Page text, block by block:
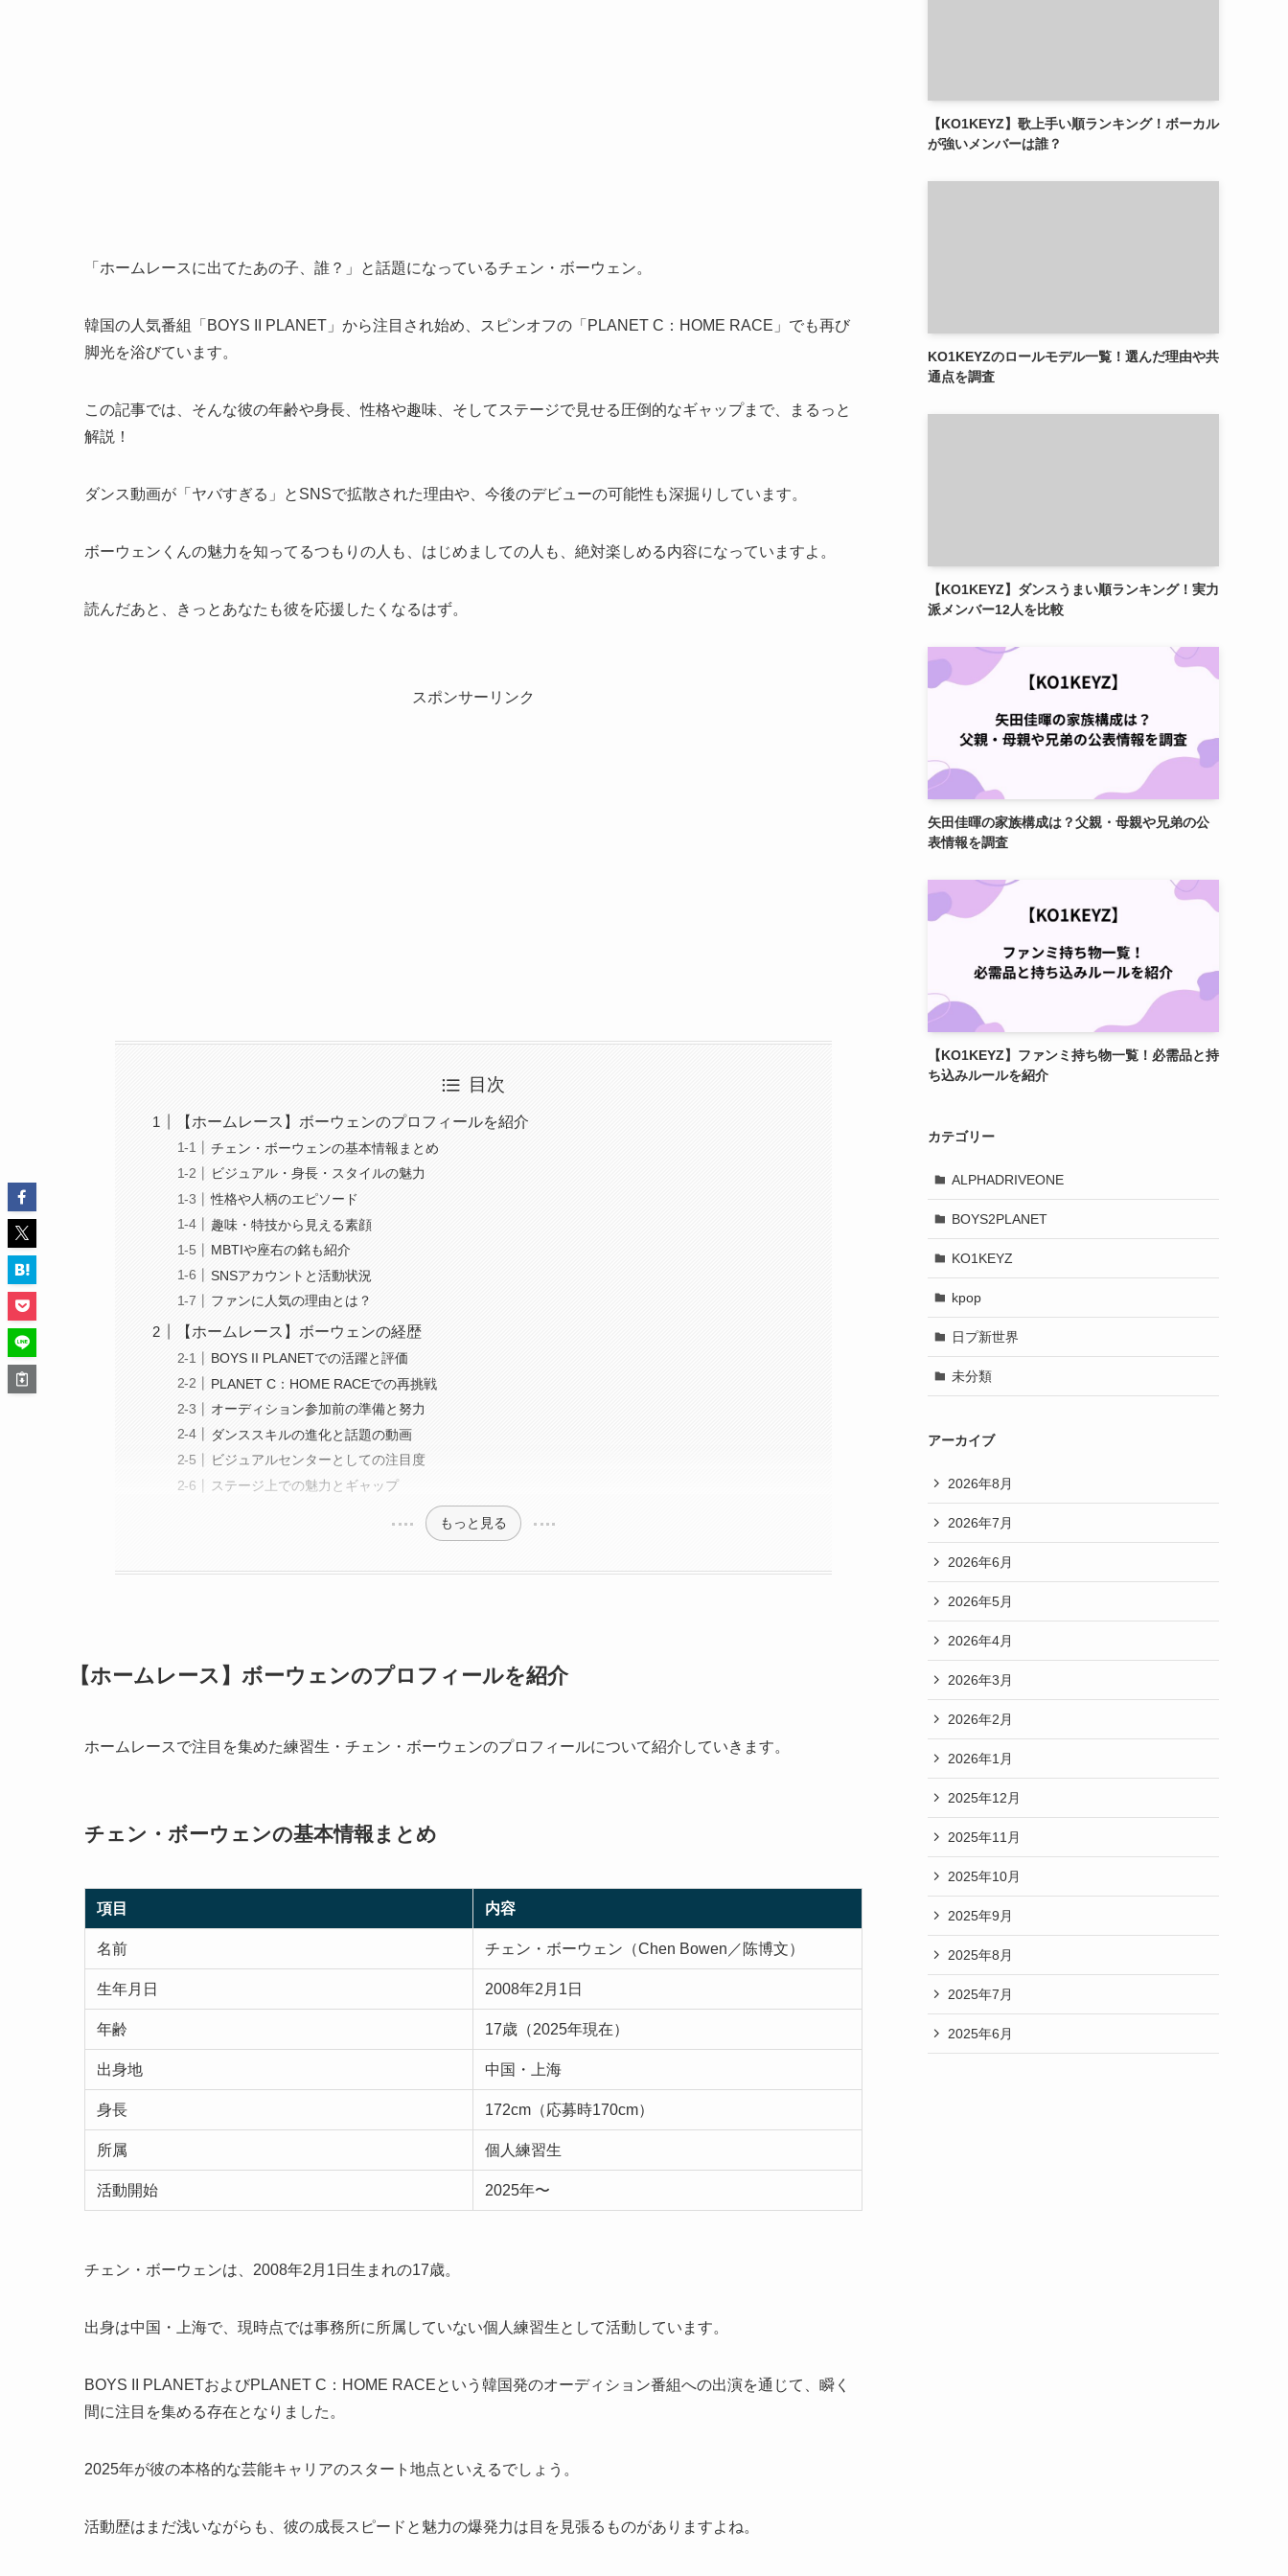
「ホームレースに出てたあの子、誰？」と話題になっているチェン・ボーウェン。
韓国の人気番組「BOYS II PLANET」から注目され始め、スピンオフの「PLANET C：HOME RACE」でも再び
脚光を浴びています。
この記事では、そんな彼の年齢や身長、性格や趣味、そしてステージで見せる圧倒的なギャップまで、まるっと
解説！
ダンス動画が「ヤバすぎる」とSNSで拡散された理由や、今後のデビューの可能性も深掘りしています。
ボーウェンくんの魅力を知ってるつもりの人も、はじめましての人も、絶対楽しめる内容になっていますよ。
読んだあと、きっとあなたも彼を応援したくなるはず。
スポンサーリンク
目次
【ホームレース】ボーウェンのプロフィールを紹介
チェン・ボーウェンの基本情報まとめ
ビジュアル・身長・スタイルの魅力
性格や人柄のエピソード
趣味・特技から見える素顔
MBTIや座右の銘も紹介
SNSアカウントと活動状況
ファンに人気の理由とは？
【ホームレース】ボーウェンの経歴
BOYS II PLANETでの活躍と評価
PLANET C：HOME RACEでの再挑戦
オーディション参加前の準備と努力
ダンススキルの進化と話題の動画
ビジュアルセンターとしての注目度
ステージ上での魅力とギャップ
もっと見る
【ホームレース】ボーウェンのプロフィールを紹介
ホームレースで注目を集めた練習生・チェン・ボーウェンのプロフィールについて紹介していきます。
チェン・ボーウェンの基本情報まとめ
項目 内容
名前 チェン・ボーウェン（Chen Bowen／陈博文）
生年月日 2008年2月1日
年齢 17歳（2025年現在）
出身地 中国・上海
身長 172cm（応募時170cm）
所属 個人練習生
活動開始 2025年〜
チェン・ボーウェンは、2008年2月1日生まれの17歳。
出身は中国・上海で、現時点では事務所に所属していない個人練習生として活動しています。
BOYS II PLANETおよびPLANET C：HOME RACEという韓国発のオーディション番組への出演を通じて、瞬く
間に注目を集める存在となりました。
2025年が彼の本格的な芸能キャリアのスタート地点といえるでしょう。
活動歴はまだ浅いながらも、彼の成長スピードと魅力の爆発力は目を見張るものがありますよね。
【KO1KEYZ】歌上手い順ランキング！ボーカル
が強いメンバーは誰？
KO1KEYZのロールモデル一覧！選んだ理由や共
通点を調査
【KO1KEYZ】ダンスうまい順ランキング！実力
派メンバー12人を比較
矢田佳暉の家族構成は？父親・母親や兄弟の公
表情報を調査
【KO1KEYZ】ファンミ持ち物一覧！必需品と持
ち込みルールを紹介
カテゴリー
ALPHADRIVEONE
BOYS2PLANET
KO1KEYZ
kpop
日プ新世界
未分類
アーカイブ
2026年8月
2026年7月
2026年6月
2026年5月
2026年4月
2026年3月
2026年2月
2026年1月
2025年12月
2025年11月
2025年10月
2025年9月
2025年8月
2025年7月
2025年6月